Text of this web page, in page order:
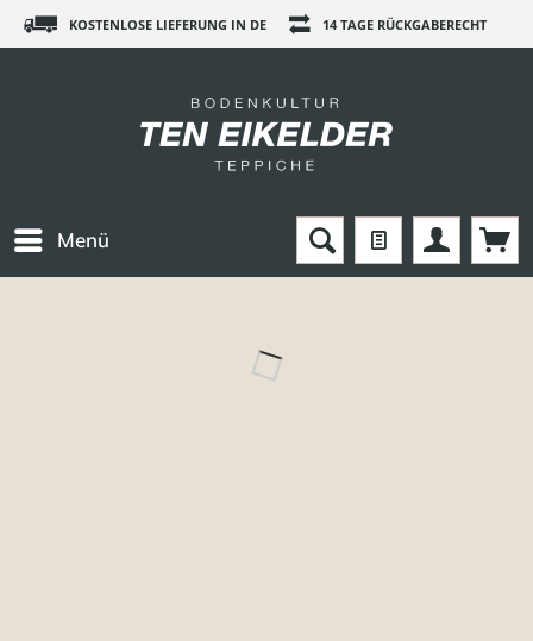
KOSTENLOSE LIEFERUNG IN DE 14 TAGE RÜCKGABERECHT
Menü